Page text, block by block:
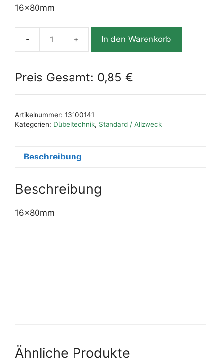
16x80mm
TOX
Menge
In den Warenkorb
Preis Gesamt: 0,85 €
Artikelnummer: 13100141
Kategorien: Dübeltechnik, Standard / Allzweck
Beschreibung
Beschreibung
16x80mm
Ähnliche Produkte